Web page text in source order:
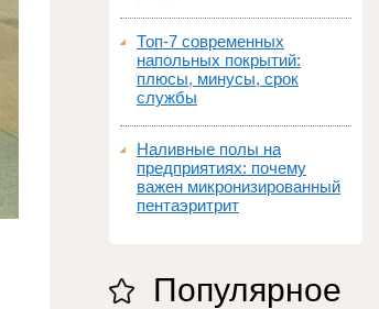
Топ‑7 современных
напольных покрытий:
плюсы, минусы, срок
службы
Наливные полы на
предприятиях: почему
важен микронизированный
пентаэритрит
Популярное